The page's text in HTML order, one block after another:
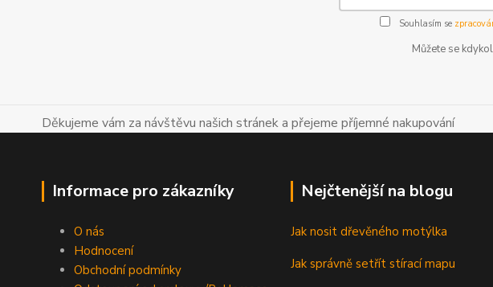
Souhlasím se
Můžete se
Děkujeme vám za návštěvu našich stránek a přejeme příjemné nakupování
Informace pro zákazníky
O nás
Hodnocení
Obchodní podmínky
Nejčtenější na blogu
Jak nosit dřevěného motýlka
Jak správně setřít stírací mapu